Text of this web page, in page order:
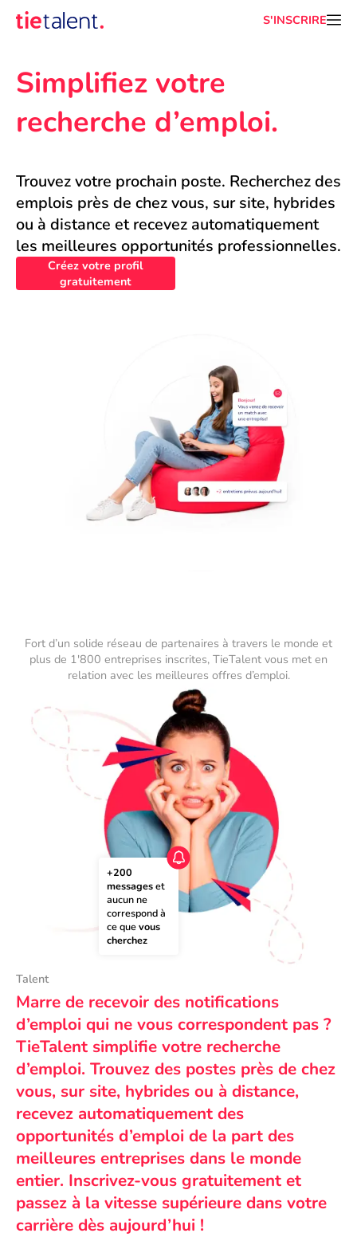
S'INSCRIRE
Simplifiez votre
recherche d’emploi.
Trouvez votre prochain poste. Recherchez des
emplois près de chez vous, sur site, hybrides
ou à distance et recevez automatiquement
les meilleures opportunités professionnelles.
Créez votre profil
gratuitement
Fort d’un solide réseau de partenaires à travers le monde et
plus de 1'800 entreprises inscrites, TieTalent vous met en
relation avec les meilleures offres d’emploi.
+200
messages et
aucun ne
correspond à
ce que vous
cherchez
Talent
Marre de recevoir des notifications
d’emploi qui ne vous correspondent pas ?
TieTalent simplifie votre recherche
d’emploi. Trouvez des postes près de chez
vous, sur site, hybrides ou à distance,
recevez automatiquement des
opportunités d’emploi de la part des
meilleures entreprises dans le monde
entier. Inscrivez-vous gratuitement et
passez à la vitesse supérieure dans votre
carrière dès aujourd’hui !